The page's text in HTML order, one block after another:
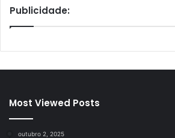
Publicidade:
Most Viewed Posts
outubro 2, 2025